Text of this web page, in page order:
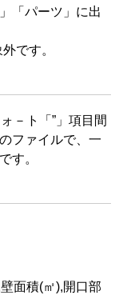
「パーツ」に出
です。
－ト「”」項目間
ファイルで、一
す。
面積(㎡),開口部